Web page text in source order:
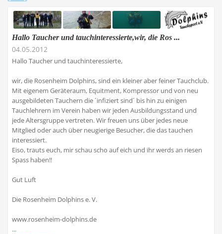
Hallo Taucher und tauchinteressierte,wir, die Ros ...
04.05.2012
Hallo Taucher und tauchinteressierte,
wir, die Rosenheim Dolphins, sind ein kleiner aber feiner Tauchclub.
Mit eigenem Geräteraum, Equitment, Kompressor und von neu
ausgebildeten Tauchern die ´infiziert sind´ bis hin zu einigen
Tauchlehrern im Verein haben wir jeden Ausbildungsstand und
jede Altersgruppe vertreten. Wir freuen uns über jedes neue
Mitglied oder auch über neugierige Besucher, die das tauchen
interessiert.
Eiso, trauts euch, mir schau scho auf eich und ihr werds an riesen
Spass haben!!
Gut Luft
Die Rosenheim Dolphins e. V.
www.rosenheim-dolphins.de
...